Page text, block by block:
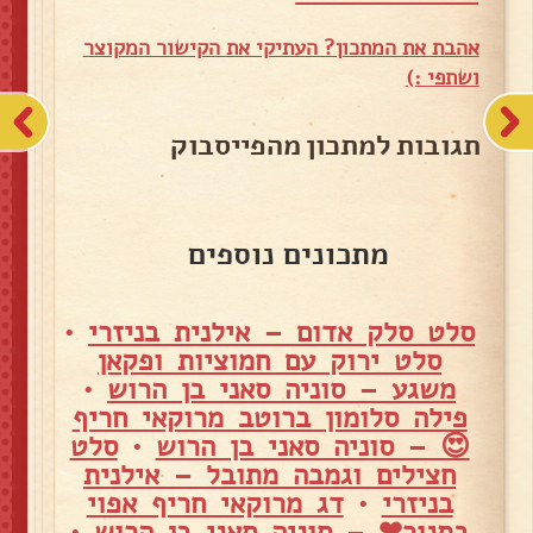
אהבת את המתכון? העתיקי את הקישור המקוצר
ושתפי :)
תגובות למתכון מהפייסבוק
מתכונים נוספים
סלט סלק אדום – אילנית בניזרי •
סלט ירוק עם חמוציות ופקאן
משגע – סוניה סאני בן הרוש •
פילה סלומון ברוטב מרוקאי חריף
😍 – סוניה סאני בן הרוש •סלט
חצילים וגמבה מתובל – אילנית
בניזרי •דג מרוקאי חריף אפוי